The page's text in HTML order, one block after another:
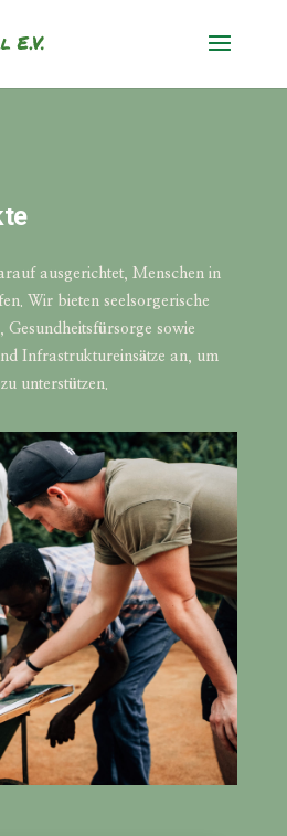
ausgerichtet, Menschen in
Wir bieten seelsorgerische
Gesundheitsfürsorge sowie
Infrastruktureinsätze an, um
unterstützen.